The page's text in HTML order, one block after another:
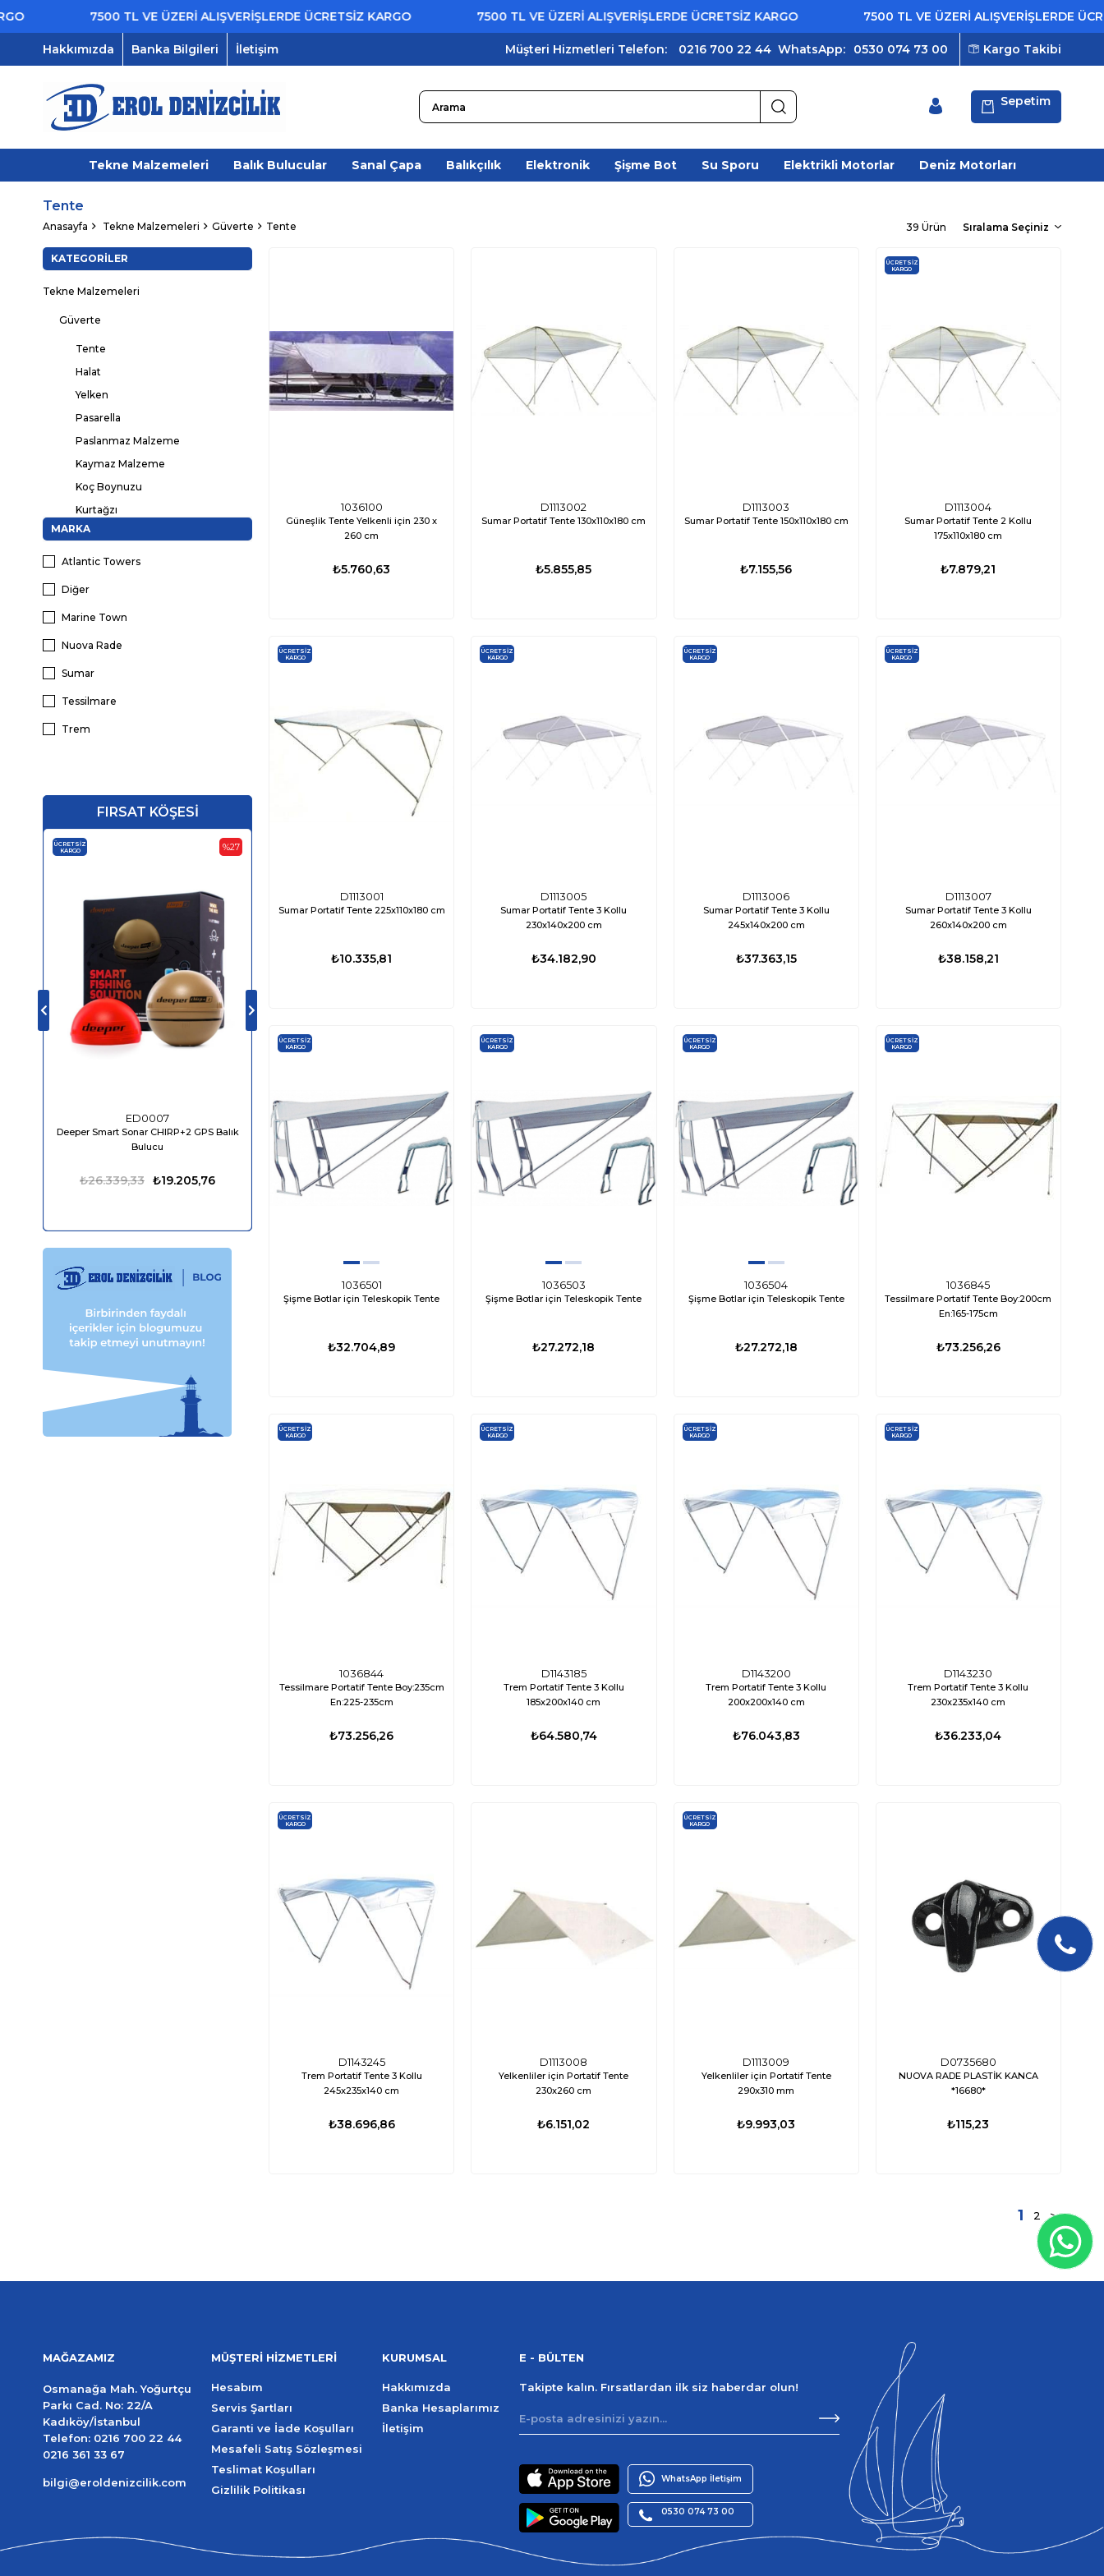
7500 TL VE ÜZERİ ALIŞVERİŞLERDE ÜCRETSİZ KARGO 7500 TL VE ÜZERİ ALIŞVERİŞLERDE ÜCRETSİZ KARGO 7500 TL VE ÜZERİ ALIŞVERİŞLERDE ÜCRETSİZ
Hakkımızda Banka Bilgileri İletişim Kargo Takibi
Müşteri Hizmetleri Telefon: 0216 700 22 44WhatsApp: 0530 074 73 00
Sepetim
Tekne Malzemeleri Balık Bulucular Sanal Çapa Balıkçılık Elektronik Şişme Bot Su Sporu Elektrikli Motorlar Deniz Motorları
Tente
Anasayfa Tekne Malzemeleri Güverte Tente 39 Ürün
KATEGORILER
Tekne Malzemeleri
Güverte
Tente
Halat
Yelken
Pasarella
Paslanmaz Malzeme
Kaymaz Malzeme
Koç Boynuzu
Kurtağzı
Mapa
Menteşe
Dolum Ağzı
Çıpa İpi
Döşemelik
Merdiven
Kakıç
Rüzgar Yön Göstergesi
Masa ve Sandalye
Aksesuar
MARKA
Atlantic Towers
Diğer
Marine Town
Nuova Rade
Sumar
Tessilmare
Trem
FIRSAT KÖŞESİ
‹
›
ED0007
Deeper Smart Sonar CHIRP+2 GPS Balık
Bulucu
₺19.205,76
₺26.339,33
%27
ÜCRETSIZ
KARGO
ED0401
Bluefin LED Piranha P3 Su Altı Lambası
1610 Lümen-Beyaz
₺8.976,84
₺13.849,98
Labarka Uzaktan Kumandalı LED
Projektör 12/24V 60W Beyaz (Flaş/SOS)
₺13.282,77
₺15.939,33
ED0667
Attwood Tsunami Mk2 Livar Pompası 800
GPH 12V
₺3.676,53
₺4.329,53
000-16110-001
Lowrance Eagle 4X Balık Bulucu Türkçe
Menü
₺9.602,88
₺12.972,12
1036100
Güneşlik Tente Yelkenli için 230 x
260 cm
₺5.760,63
D1113002
Sumar Portatif Tente 130x110x180 cm
₺5.855,85
D1113003
Sumar Portatif Tente 150x110x180 cm
₺7.155,56
D1113004
Sumar Portatif Tente 2 Kollu
175x110x180 cm
₺7.879,21
ÜCRETSIZ
KARGO
D1113001
Sumar Portatif Tente 225x110x180 cm
₺10.335,81
ÜCRETSIZ
KARGO
D1113005
Sumar Portatif Tente 3 Kollu
230x140x200 cm
₺34.182,90
ÜCRETSIZ
KARGO
D1113006
Sumar Portatif Tente 3 Kollu
245x140x200 cm
₺37.363,15
ÜCRETSIZ
KARGO
D1113007
Sumar Portatif Tente 3 Kollu
260x140x200 cm
₺38.158,21
ÜCRETSIZ
KARGO
1036501
Şişme Botlar için Teleskopik Tente
₺32.704,89
ÜCRETSIZ
KARGO
1036503
Şişme Botlar için Teleskopik Tente
₺27.272,18
ÜCRETSIZ
KARGO
1036504
Şişme Botlar için Teleskopik Tente
₺27.272,18
ÜCRETSIZ
KARGO
1036845
Tessilmare Portatif Tente Boy:200cm
En:165-175cm
₺73.256,26
ÜCRETSIZ
KARGO
1036844
Tessilmare Portatif Tente Boy:235cm
En:225-235cm
₺73.256,26
ÜCRETSIZ
KARGO
D1143185
Trem Portatif Tente 3 Kollu
185x200x140 cm
₺64.580,74
ÜCRETSIZ
KARGO
D1143200
Trem Portatif Tente 3 Kollu
200x200x140 cm
₺76.043,83
ÜCRETSIZ
KARGO
D1143230
Trem Portatif Tente 3 Kollu
230x235x140 cm
₺36.233,04
ÜCRETSIZ
KARGO
D1143245
Trem Portatif Tente 3 Kollu
245x235x140 cm
₺38.696,86
ÜCRETSIZ
KARGO
D1113008
Yelkenliler için Portatif Tente
230x260 cm
₺6.151,02
D1113009
Yelkenliler için Portatif Tente
290x310 mm
₺9.993,03
ÜCRETSIZ
KARGO
D0735680
NUOVA RADE PLASTİK KANCA
*16680*
₺115,23
1 2 >
MAĞAZAMIZ
Osmanağa Mah. Yoğurtçu
Parkı Cad. No: 22/A
Kadıköy/İstanbul
Telefon: 0216 700 22 44
0216 361 33 67
bilgi@eroldenizcilik.com
MÜŞTERİ HİZMETLERİ
Hesabım
Servis Şartları
Garanti ve İade Koşulları
Mesafeli Satış Sözleşmesi
Teslimat Koşulları
Gizlilik Politikası
KURUMSAL
Hakkımızda
Banka Hesaplarımız
İletişim
E - BÜLTEN
Takipte kalın. Fırsatlardan ilk siz haberdar olun!
WhatsApp İletişim
0530 074 73 00